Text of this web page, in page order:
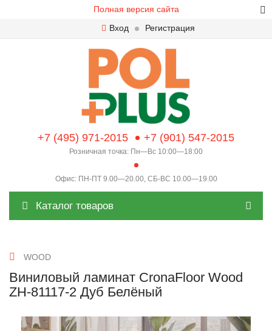
Полная версия сайта
Вход
Регистрация
+7 (495) 971-2015 +7 (901) 547-2015
Розничная точка: Пн—Вс 10:00—18:00
Офис: ПН-ПТ 9.00—20.00, СБ-ВС 10.00—19.00
Каталог товаров
WOOD
Виниловый ламинат CronaFloor Wood
ZH-81117-2 Дуб Белёный